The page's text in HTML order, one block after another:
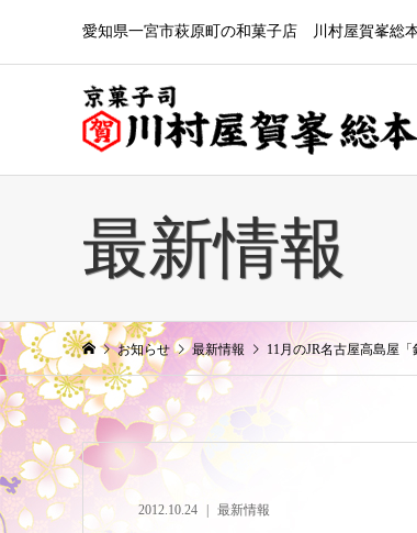
愛知県一宮市萩原町の和菓子店 川村屋賀峯総
最新情報
お知らせ 最新情報 11月のJR名古屋高島屋
2012.10.24 最新情報